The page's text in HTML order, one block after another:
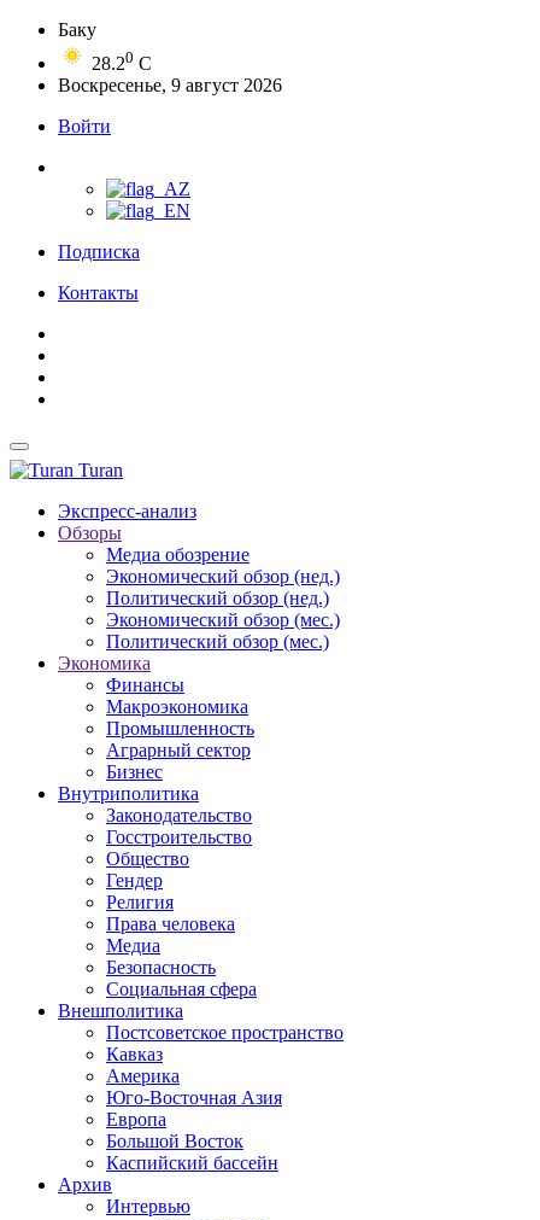
Баку
28.20 C
Воскресенье, 9 август 2026
Войти
Подписка
Контакты
Turan
Экспресс-анализ
Обзоры
Медиа обозрение
Экономический обзор (нед.)
Политический обзор (нед.)
Экономический обзор (мес.)
Политический обзор (мес.)
Экономика
Финансы
Макроэкономика
Промышленность
Аграрный сектор
Бизнес
Внутриполитика
Законодательство
Госстроительство
Общество
Гендер
Религия
Права человека
Медиа
Безопасность
Социальная сфера
Внешполитика
Постсоветское пространство
Кавказ
Америка
Юго-Восточная Азия
Европа
Большой Восток
Каспийский бассейн
Архив
Интервью